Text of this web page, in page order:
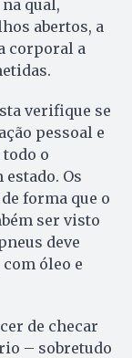
qual,
abertos, a
corporal a
verifique se
pessoal e
o
Os
forma que o
ser visto
deve
óleo e
de checar
– sobretudo